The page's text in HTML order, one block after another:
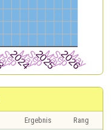
Ergebnis
Rang